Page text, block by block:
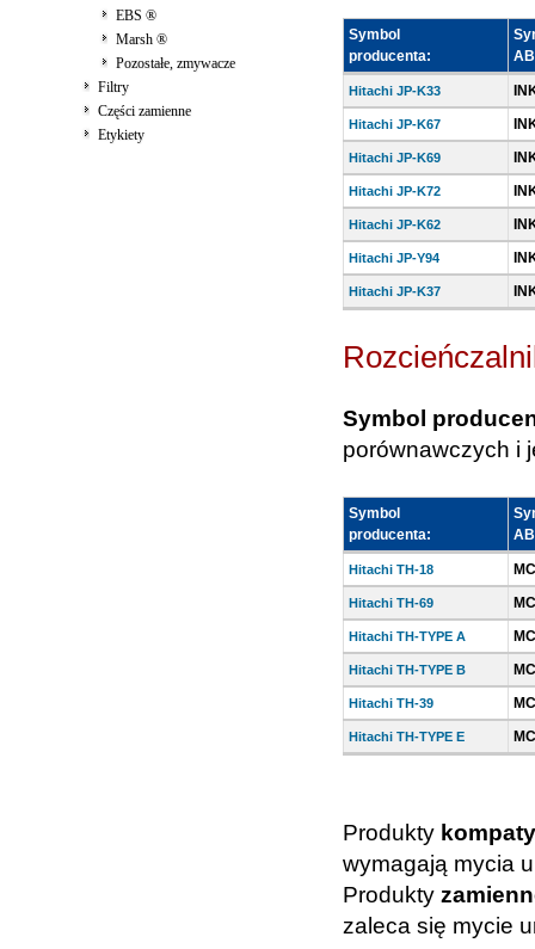
EBS ®
Marsh ®
Pozostałe, zmywacze
Filtry
Części zamienne
Etykiety
Symbol
producenta:
Hitachi JP-K33
Hitachi JP-K67
Hitachi JP-K69
Hitachi JP-K72
Hitachi JP-K62
Hitachi JP-Y94
Hitachi JP-K37
Symbol
porównawczych i
Symbol
producenta:
Hitachi TH-18
Hitachi TH-69
Hitachi TH-TYPE A
Hitachi TH-TYPE B
Hitachi TH-39
Hitachi TH-TYPE E
Produkty
wymagają mycia
Produkty
zaleca się mycie